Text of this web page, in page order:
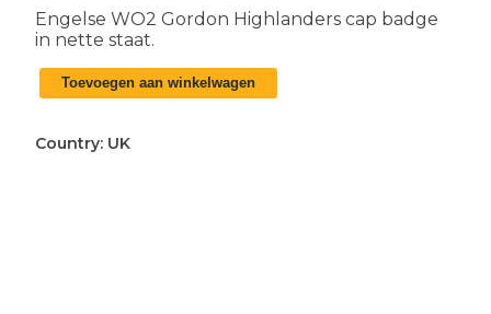
Engelse WO2 Gordon Highlanders cap badge
in nette staat.
Engelse
WO2
Highlanders
Toevoegen aan winkelwagen
Country: UK